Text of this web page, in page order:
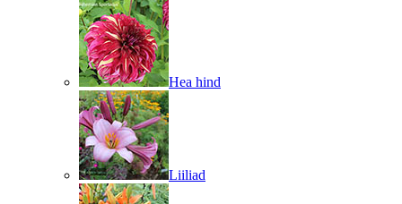
Hea hind
Liiliad